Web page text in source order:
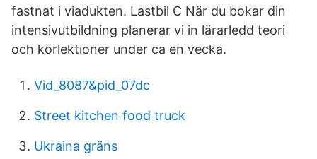
fastnat i viadukten. Lastbil C När du bokar din
intensivutbildning planerar vi in lärarledd teori
och körlektioner under ca en vecka.
Vid_8087&pid_07dc
Street kitchen food truck
Ukraina gräns